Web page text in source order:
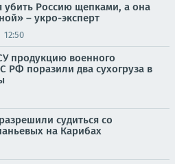
Россию щепками, а она
– укро-эксперт
12:50
продукцию военного
РФ поразили два сухогруза в
судиться со
на Карибах